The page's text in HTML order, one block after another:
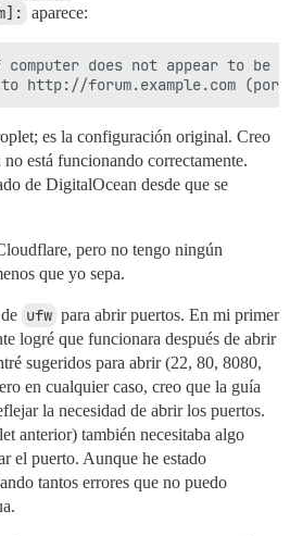
aparece:
computer does not appear to be
es la configuración original. Creo
está funcionando correctamente.
de DigitalOcean desde que se
pero no tengo ningún
que yo sepa.
ufw para abrir puertos. En mi primer
logré que funcionara después de abrir
sugeridos para abrir (22, 80, 8080,
en cualquier caso, creo que la guía
la necesidad de abrir los puertos.
anterior) también necesitaba algo
el puerto. Aunque he estado
tantos errores que no puedo